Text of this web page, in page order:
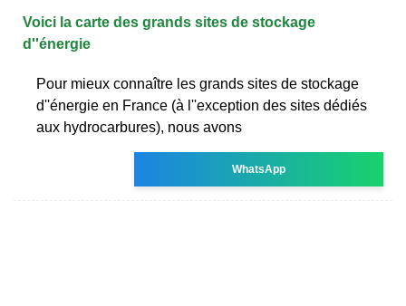
Voici la carte des grands sites de stockage
d''énergie
Pour mieux connaître les grands sites de stockage
d''énergie en France (à l''exception des sites dédiés
aux hydrocarbures), nous avons
WhatsApp